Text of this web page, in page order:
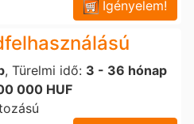
Igényelem!
, Türelmi idő: 3 - 36 hónap
000 HUF